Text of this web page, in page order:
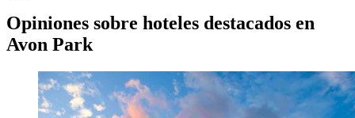
Opiniones sobre hoteles destacados en
Avon Park